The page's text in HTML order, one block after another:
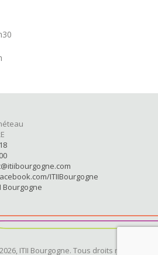
ITIIBourgogne
Bourgogne
ITII Bourgogne. Tous droits réservés